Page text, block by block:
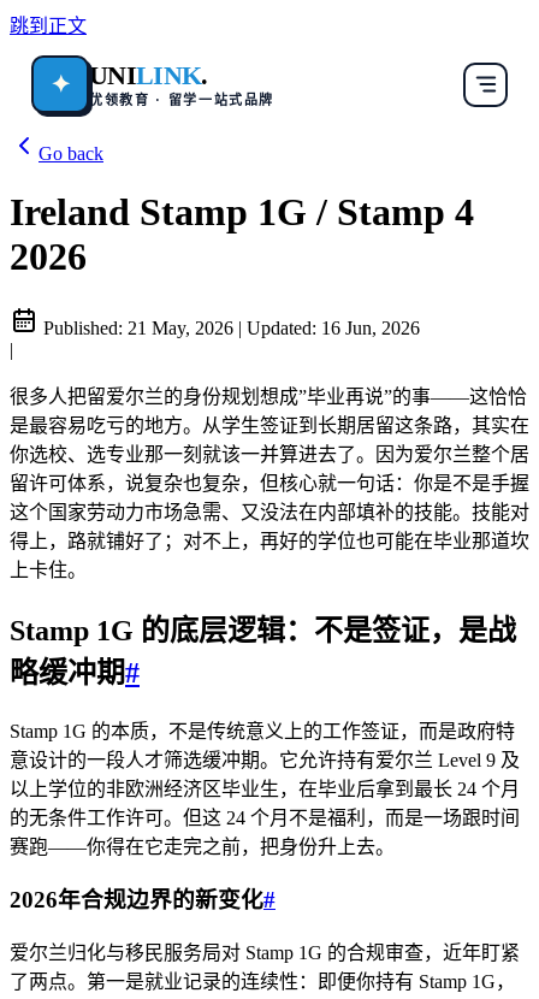
跳到正文
✦ UNILINK.
优领教育 · 留学一站式品牌
Go back
Ireland Stamp 1G / Stamp 4
2026
Published: 21 May, 2026 | Updated: 16 Jun, 2026
|
很多人把留爱尔兰的身份规划想成”毕业再说”的事——这恰恰
是最容易吃亏的地方。从学生签证到长期居留这条路，其实在
你选校、选专业那一刻就该一并算进去了。因为爱尔兰整个居
留许可体系，说复杂也复杂，但核心就一句话：你是不是手握
这个国家劳动力市场急需、又没法在内部填补的技能。技能对
得上，路就铺好了；对不上，再好的学位也可能在毕业那道坎
上卡住。
Stamp 1G 的底层逻辑：不是签证，是战
略缓冲期#
Stamp 1G 的本质，不是传统意义上的工作签证，而是政府特
意设计的一段人才筛选缓冲期。它允许持有爱尔兰 Level 9 及
以上学位的非欧洲经济区毕业生，在毕业后拿到最长 24 个月
的无条件工作许可。但这 24 个月不是福利，而是一场跟时间
赛跑——你得在它走完之前，把身份升上去。
2026年合规边界的新变化#
爱尔兰归化与移民服务局对 Stamp 1G 的合规审查，近年盯紧
了两点。第一是就业记录的连续性：即便你持有 Stamp 1G，